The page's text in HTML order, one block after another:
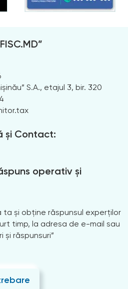
S.A., etajul 3, bir. 320
și Contact:
operativ și
și obține răspunsul experților
timp, la adresa de e-mail sau
și răspunsuri”